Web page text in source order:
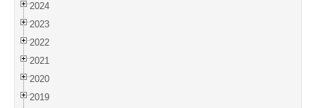
2024
2023
2022
2021
2020
2019